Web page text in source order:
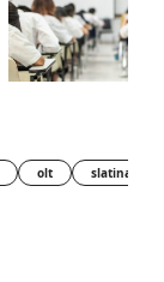
olt slatina